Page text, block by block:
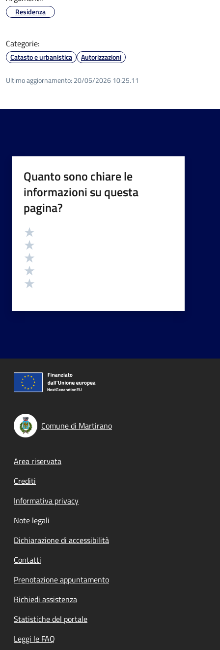
Residenza
Categorie:
Catasto e urbanistica Autorizzazioni
Ultimo aggiornamento: 20/05/2026 10:25.11
Quanto sono chiare le
informazioni su questa
pagina?
Valutazione
Comune di Martirano
Footer menu
Area riservata
Crediti
Informativa privacy
Note legali
Dichiarazione di accessibilità
Contatti
Prenotazione appuntamento
Richiedi assistenza
Statistiche del portale
Leggi le FAQ